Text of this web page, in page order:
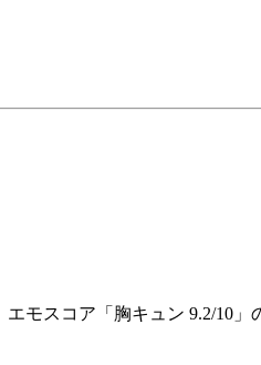
エモスコア「胸キュン 9.2/10」